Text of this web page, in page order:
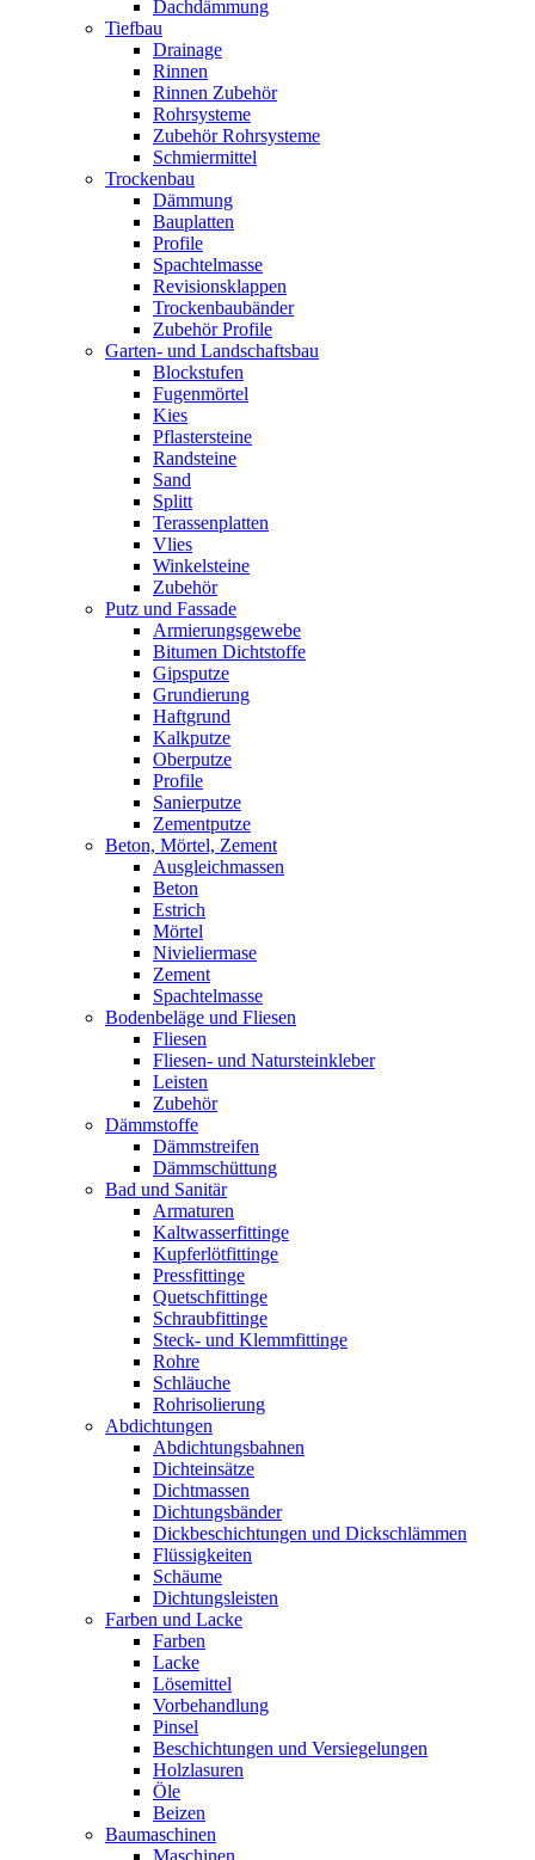
Dachdämmung
Tiefbau
Drainage
Rinnen
Rinnen Zubehör
Rohrsysteme
Zubehör Rohrsysteme
Schmiermittel
Trockenbau
Dämmung
Bauplatten
Profile
Spachtelmasse
Revisionsklappen
Trockenbaubänder
Zubehör Profile
Garten- und Landschaftsbau
Blockstufen
Fugenmörtel
Kies
Pflastersteine
Randsteine
Sand
Splitt
Terassenplatten
Vlies
Winkelsteine
Zubehör
Putz und Fassade
Armierungsgewebe
Bitumen Dichtstoffe
Gipsputze
Grundierung
Haftgrund
Kalkputze
Oberputze
Profile
Sanierputze
Zementputze
Beton, Mörtel, Zement
Ausgleichmassen
Beton
Estrich
Mörtel
Nivieliermase
Zement
Spachtelmasse
Bodenbeläge und Fliesen
Fliesen
Fliesen- und Natursteinkleber
Leisten
Zubehör
Dämmstoffe
Dämmstreifen
Dämmschüttung
Bad und Sanitär
Armaturen
Kaltwasserfittinge
Kupferlötfittinge
Pressfittinge
Quetschfittinge
Schraubfittinge
Steck- und Klemmfittinge
Rohre
Schläuche
Rohrisolierung
Abdichtungen
Abdichtungsbahnen
Dichteinsätze
Dichtmassen
Dichtungsbänder
Dickbeschichtungen und Dickschlämmen
Flüssigkeiten
Schäume
Dichtungsleisten
Farben und Lacke
Farben
Lacke
Lösemittel
Vorbehandlung
Pinsel
Beschichtungen und Versiegelungen
Holzlasuren
Öle
Beizen
Baumaschinen
Maschinen